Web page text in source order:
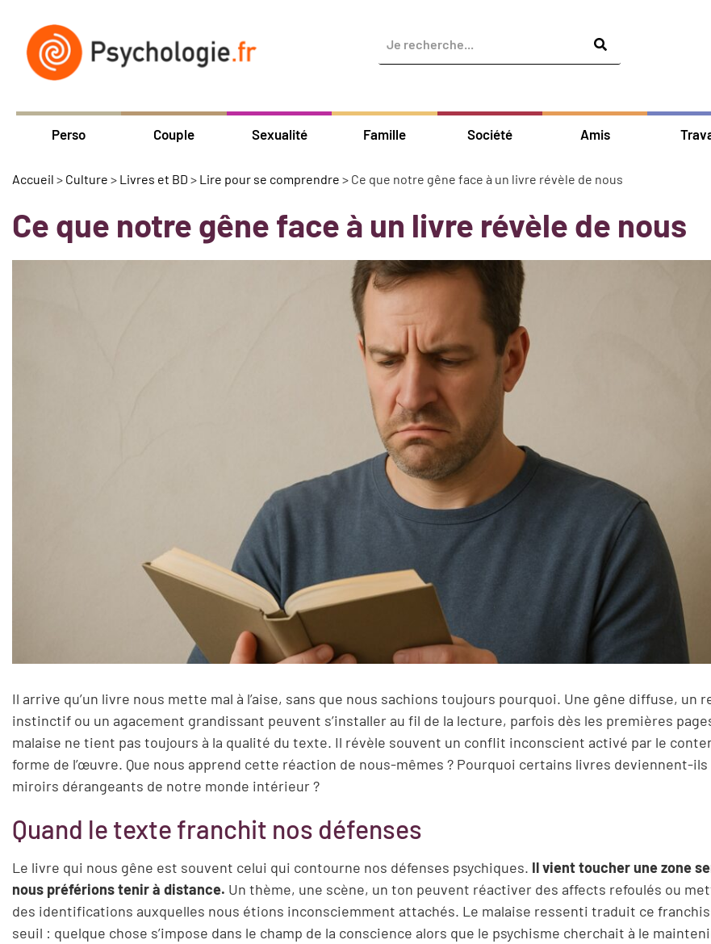
Perso Couple Sexualité Famille Société Amis
Accueil > Culture > Livres et BD > Lire pour se comprendre > Ce que notre gêne face à un livre révèle de nous
Ce que notre gêne face à un livre révèle de nous
Il arrive qu’un livre nous mette mal à l’aise, sans que nous sachions toujours pourquoi. Une gêne diffuse, un
instinctif ou un agacement grandissant peuvent s’installer au fil de la lecture, parfois dès les premières
malaise ne tient pas toujours à la qualité du texte. Il révèle souvent un conflit inconscient activé par le
forme de l’œuvre. Que nous apprend cette réaction de nous-mêmes ? Pourquoi certains livres deviennent-ils
miroirs dérangeants de notre monde intérieur ?
Quand le texte franchit nos défenses
Le livre qui nous gêne est souvent celui qui contourne nos défenses psychiques. Il vient toucher une zone
nous préférions tenir à distance. Un thème, une scène, un ton peuvent réactiver des affects refoulés ou
des identifications auxquelles nous étions inconsciemment attachés. Le malaise ressenti traduit ce
seuil : quelque chose s’impose dans le champ de la conscience alors que le psychisme cherchait à le